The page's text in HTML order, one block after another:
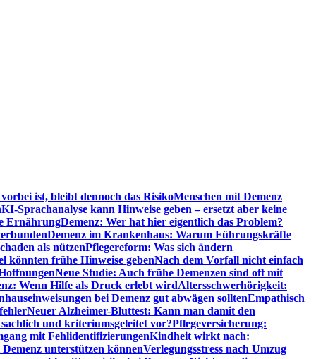
ist, bleibt dennoch das RisikoMenschen mit Demenz
KI-Sprachanalyse kann Hinweise geben – ersetzt aber keine
ErnährungDemenz: Wer hat hier eigentlich das Problem?
Demenz im Krankenhaus: Warum Führungskräfte
als nützenPflegereform: Was sich ändern
könnten frühe Hinweise gebenNach dem Vorfall nicht einfach
Neue Studie: Auch frühe Demenzen sind oft mit
Wenn Hilfe als Druck erlebt wirdAltersschwerhörigkeit:
bei Demenz gut abwägen solltenEmpathisch
Neuer Alzheimer-Bluttest: Kann man damit den
und kriteriumsgeleitet vor?Pflegeversicherung:
mit FehlidentifizierungenKindheit wirkt nach:
unterstützen könnenVerlegungsstress nach Umzug